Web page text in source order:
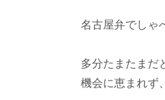
名古屋弁でしゃ
多分たまたまだ
機会に恵まれず